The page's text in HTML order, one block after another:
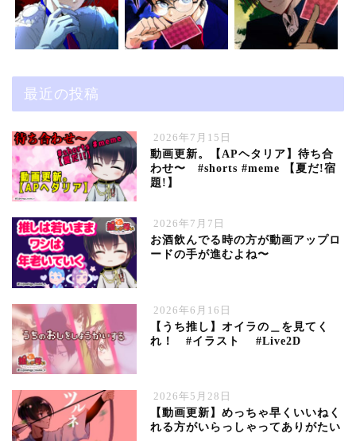
最近の投稿
2026年7月15日
動画更新。【APヘタリア】待ち合
わせ〜 #shorts #meme 【夏だ!宿
題!】
2026年7月7日
お酒飲んでる時の方が動画アップロ
ードの手が進むよね〜
2026年6月16日
【うち推し】オイラの＿を見てく
れ！ #イラスト #Live2D
2026年5月28日
【動画更新】めっちゃ早くいいねく
れる方がいらっしゃってありがたい